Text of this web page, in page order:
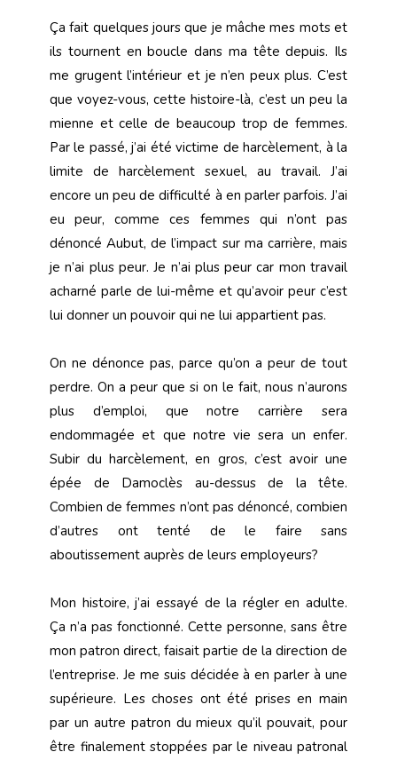
Ça fait quelques jours que je mâche mes mots et
ils tournent en boucle dans ma tête depuis. Ils
me grugent l’intérieur et je n’en peux plus. C’est
que voyez-vous, cette histoire-là, c’est un peu la
mienne et celle de beaucoup trop de femmes.
Par le passé, j’ai été victime de harcèlement, à la
limite de harcèlement sexuel, au travail. J’ai
encore un peu de difficulté à en parler parfois. J’ai
eu peur, comme ces femmes qui n’ont pas
dénoncé Aubut, de l’impact sur ma carrière, mais
je n’ai plus peur. Je n’ai plus peur car mon travail
acharné parle de lui-même et qu’avoir peur c’est
lui donner un pouvoir qui ne lui appartient pas.
On ne dénonce pas, parce qu’on a peur de tout
perdre. On a peur que si on le fait, nous n’aurons
plus d’emploi, que notre carrière sera
endommagée et que notre vie sera un enfer.
Subir du harcèlement, en gros, c’est avoir une
épée de Damoclès au-dessus de la tête.
Combien de femmes n’ont pas dénoncé, combien
d’autres ont tenté de le faire sans
aboutissement auprès de leurs employeurs?
Mon histoire, j’ai essayé de la régler en adulte.
Ça n’a pas fonctionné. Cette personne, sans être
mon patron direct, faisait partie de la direction de
l’entreprise. Je me suis décidée à en parler à une
supérieure. Les choses ont été prises en main
par un autre patron du mieux qu’il pouvait, pour
être finalement stoppées par le niveau patronal